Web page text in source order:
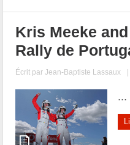
Kris Meeke
Rally de
Écrit parJean-Baptiste Lassaux |
...